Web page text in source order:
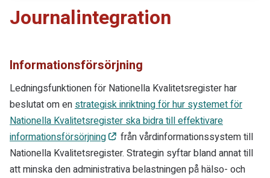
Journalintegration
Informationsförsörjning
Ledningsfunktionen för Nationella Kvalitetsregister har
beslutat om enstrategisk inriktning för hur systemet för
Nationella Kvalitetsregister ska bidra till effektivare
informationsförsörjning
från vårdinformationssystem till
Nationella Kvalitetsregister. Strategin syftar bland annat till
att minska den administrativa belastningen på hälso- och